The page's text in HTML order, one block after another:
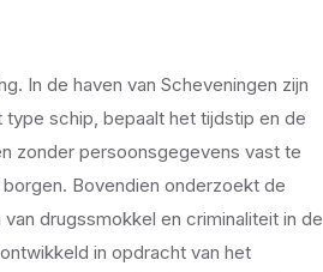
In de haven van Scheveningen zijn
schip, bepaalt het tijdstip en de
zonder persoonsgegevens vast te
Bovendien onderzoekt de
drugssmokkel en criminaliteit in de
in opdracht van het